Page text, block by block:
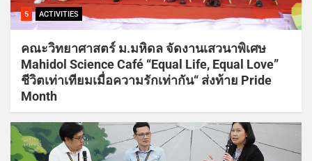
5 ACTIVITIES
คณะวิทยาศาสตร์ ม.มหิดล จัดงานเสวนาพิเศษ
Mahidol Science Café “Equal Life, Equal Love”
ชีวิตเท่าเทียมเมื่อความรักเท่ากัน“ ส่งท้าย Pride
Month